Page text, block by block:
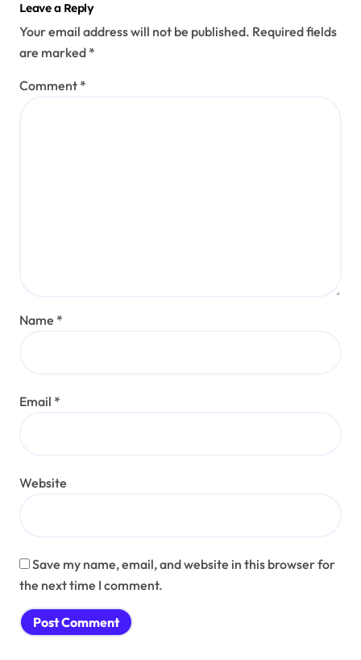
Leave a Reply
Your email address will not be published. Required fields
are marked *
Comment *
Name *
Email *
Website
Save my name, email, and website in this browser for
the next time I comment.